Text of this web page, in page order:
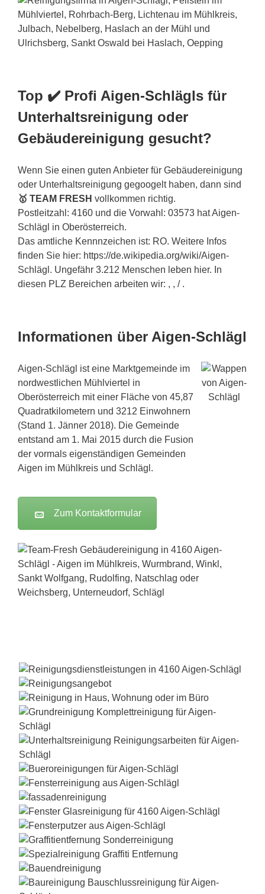
Top ✔️ Profi Aigen-Schlägls für
Unterhaltsreinigung oder
Gebäudereinigung gesucht?
Wenn Sie einen guten Anbieter für Gebäudereinigung
oder Unterhaltsreinigung gegoogelt haben, dann sind
🥇 TEAM FRESH vollkommen richtig.
Postleitzahl: 4160 und die Vorwahl: 03573 hat Aigen-
Schlägl in Oberösterreich.
Das amtliche Kennnzeichen ist: RO. Weitere Infos
finden Sie hier: https://de.wikipedia.org/wiki/Aigen-
Schlägl. Ungefähr 3.212 Menschen leben hier. In
diesen PLZ Bereichen arbeiten wir: , , / .
Informationen über Aigen-Schlägl
Aigen-Schlägl ist eine Marktgemeinde im
nordwestlichen Mühlviertel in
Oberösterreich mit einer Fläche von 45,87
Quadratkilometern und 3212 Einwohnern
(Stand 1. Jänner 2018). Die Gemeinde
entstand am 1. Mai 2015 durch die Fusion
der vormals eigenständigen Gemeinden
Aigen im Mühlkreis und Schlägl.
Zum Kontaktformular